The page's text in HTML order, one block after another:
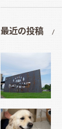
最近の投稿